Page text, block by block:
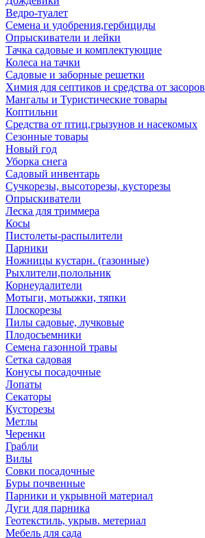
Ведро-туалет
Семена и удобрения,гербициды
Опрыскиватели и лейки
Тачка садовые и комплектующие
Колеса на тачки
Садовые и заборные решетки
Химия для септиков и средства от засоров
Мангалы и Туристические товары
Коптильни
Средства от птиц,грызунов и насекомых
Сезонные товары
Новый год
Уборка снега
Садовый инвентарь
Сучкорезы, высоторезы, кусторезы
Опрыскиватели
Леска для триммера
Косы
Пистолеты-распылители
Парники
Ножницы кустарн. (газонные)
Рыхлители,полольник
Корнеудалители
Мотыги, мотыжки, тяпки
Плоскорезы
Пилы садовые, лучковые
Плодосъемники
Семена газонной травы
Сетка садовая
Конусы посадочные
Лопаты
Секаторы
Кусторезы
Метлы
Черенки
Грабли
Вилы
Совки посадочные
Буры почвенные
Парники и укрывной материал
Дуги для парника
Геотекстиль, укрыв. метериал
Мебель для сада